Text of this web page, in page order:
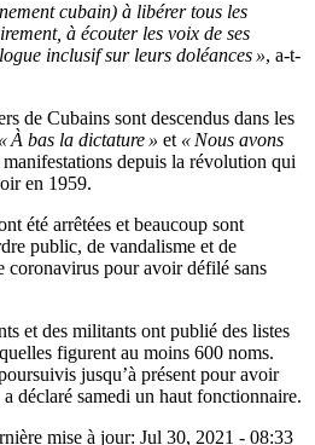
cubain) à libérer tous les
à écouter les voix de ses
inclusif sur leurs doléances », a-t-
de Cubains sont descendus dans les
« À bas la dictature » et « Nous avons
manifestations depuis la révolution qui
en 1959.
été arrêtées et beaucoup sont
public, de vandalisme et de
coronavirus pour avoir défilé sans
et des militants ont publié des listes
figurent au moins 600 noms.
jusqu’à présent pour avoir
déclaré samedi un haut fonctionnaire.
mise à jour: Jul 30, 2021 - 08:33